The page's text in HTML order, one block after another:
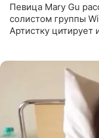
Певица Mary Gu
солистом группы
Артистку цитирует